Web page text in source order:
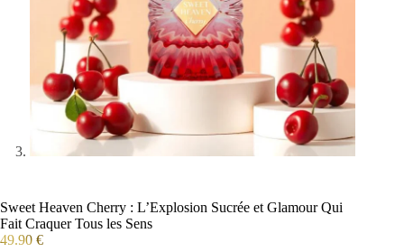
Sweet Heaven Cherry : L’Explosion Sucrée et Glamour Qui
Fait Craquer Tous les Sens
49.90 €